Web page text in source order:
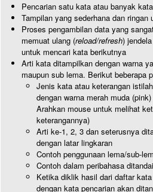
Pencarian satu kata atau banyak
Tampilan yang sederhana dan ringan
Proses pengambilan data yang
memuat ulang (reload/refresh)
untuk mencari kata berikutnya
Arti kata ditampilkan dengan warna
maupun sub lema. Berikut beberapa
Jenis kata atau keterangan
dengan warna merah muda
Arahkan mouse untuk melihat
keterangannya)
Arti ke-1, 2, 3 dan seterusnya
dengan latar lingkaran
Contoh penggunaan lema/sub-
Contoh dalam peribahasa
Ketika diklik hasil dari daftar
dengan kata pencarian akan